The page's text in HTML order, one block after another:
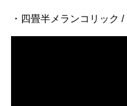
・四畳半メランコリック